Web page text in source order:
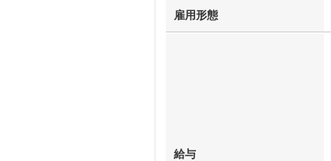
雇用形態
給与